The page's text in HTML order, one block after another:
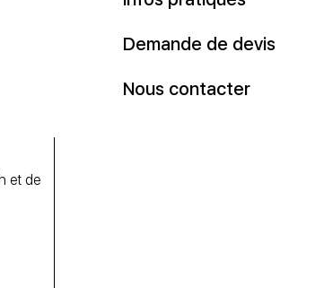
et de
Demande de devis
Nous contacter